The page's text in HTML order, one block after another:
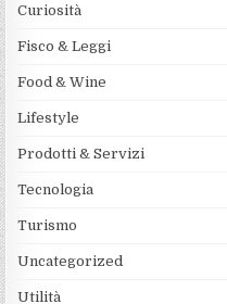
Curiosità
Fisco & Leggi
Food & Wine
Lifestyle
Prodotti & Servizi
Tecnologia
Turismo
Uncategorized
Utilità